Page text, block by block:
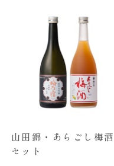
山田錦・あらごし梅酒
セット